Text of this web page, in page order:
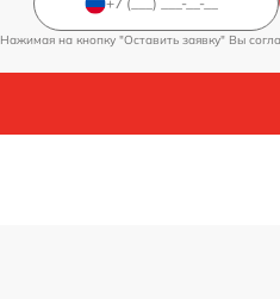
Нажимая на кнопку "Оставить заявку" Вы